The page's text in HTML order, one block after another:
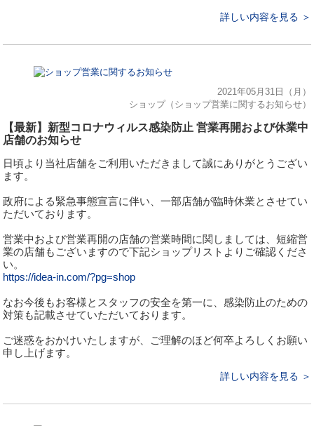
詳しい内容を見る ＞
2021年05月31日（月）
ショップ（ショップ営業に関するお知らせ）
【最新】新型コロナウィルス感染防止 営業再開および休業中
店舗のお知らせ
日頃より当社店舗をご利用いただきまして誠にありがとうござい
ます。
政府による緊急事態宣言に伴い、一部店舗が臨時休業とさせてい
ただいております。
営業中および営業再開の店舗の営業時間に関しましては、短縮営
業の店舗もございますので下記ショップリストよりご確認くださ
い。
https://idea-in.com/?pg=shop
なお今後もお客様とスタッフの安全を第一に、感染防止のための
対策も記載させていただいております。
ご迷惑をおかけいたしますが、ご理解のほど何卒よろしくお願い
申し上げます。
詳しい内容を見る ＞